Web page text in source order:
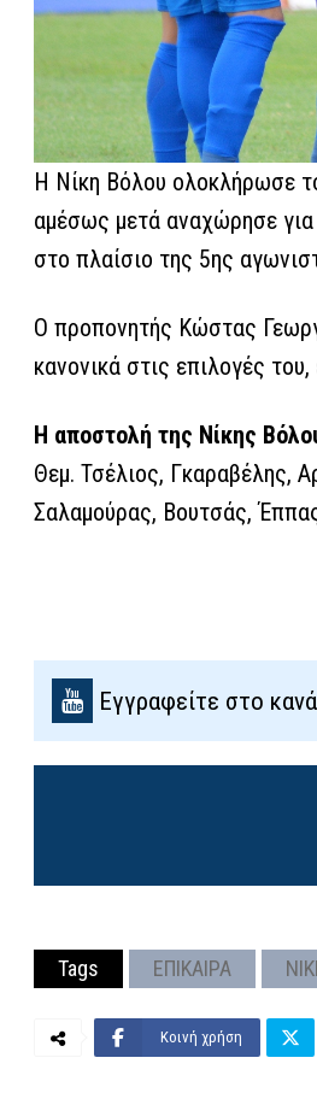
Η Νίκη Βόλου ολοκλήρωσε
αμέσως μετά αναχώρησε
στο πλαίσιο της 5ης
Ο προπονητής Κώστας
κανονικά στις επιλογές
Η αποστολή της Νίκης
Θεμ. Τσέλιος, Γκαραβέλης,
Σαλαμούρας, Βουτσάς,
Εγγραφείτε στο
Tags ΕΠΙΚΑΙΡΑ
Κοινή χρήση